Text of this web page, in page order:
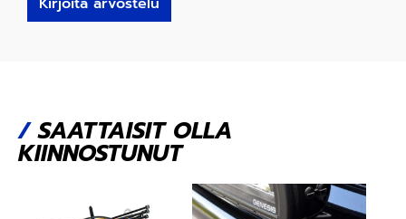
/SAATTAISIT OLLA
KIINNOSTUNUT